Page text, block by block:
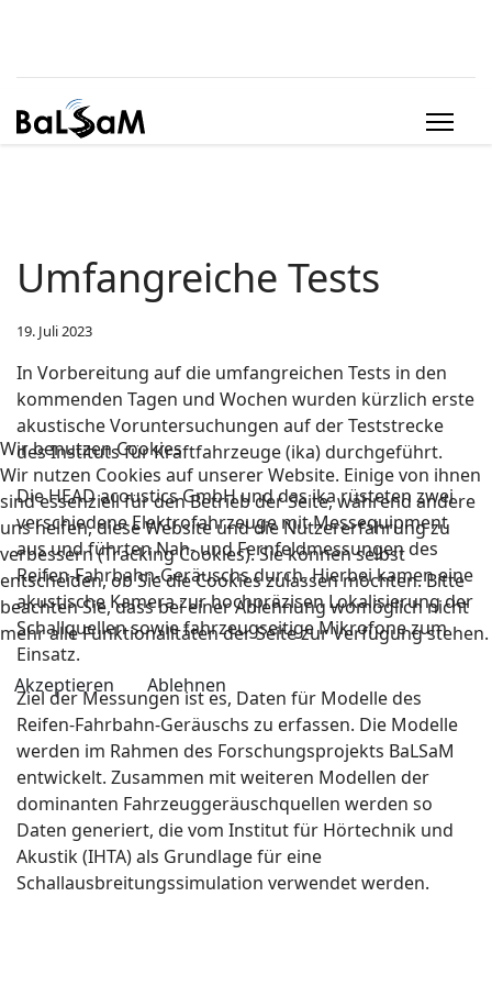
Umfangreiche Tests
19. Juli 2023
In Vorbereitung auf die umfangreichen Tests in den
kommenden Tagen und Wochen wurden kürzlich erste
akustische Voruntersuchungen auf der Teststrecke
des Instituts für Kraftfahrzeuge (ika) durchgeführt.
Die HEAD acoustics GmbH und das ika rüsteten zwei
verschiedene Elektrofahrzeuge mit Messequipment
aus und führten Nah- und Fernfeldmessungen des
Reifen-Fahrbahn-Geräuschs durch. Hierbei kamen eine
akustische Kamera zur hochpräzisen Lokalisierung der
Schallquellen sowie fahrzeugseitige Mikrofone zum
Einsatz.
Ziel der Messungen ist es, Daten für Modelle des
Reifen-Fahrbahn-Geräuschs zu erfassen. Die Modelle
werden im Rahmen des Forschungsprojekts BaLSaM
entwickelt. Zusammen mit weiteren Modellen der
dominanten Fahrzeuggeräuschquellen werden so
Daten generiert, die vom Institut für Hörtechnik und
Akustik (IHTA) als Grundlage für eine
Schallausbreitungssimulation verwendet werden.
Wir benutzen Cookies
Wir nutzen Cookies auf unserer Website. Einige von ihnen
sind essenziell für den Betrieb der Seite, während andere
uns helfen, diese Website und die Nutzererfahrung zu
verbessern (Tracking Cookies). Sie können selbst
entscheiden, ob Sie die Cookies zulassen möchten. Bitte
beachten Sie, dass bei einer Ablehnung womöglich nicht
mehr alle Funktionalitäten der Seite zur Verfügung stehen.
Akzeptieren Ablehnen